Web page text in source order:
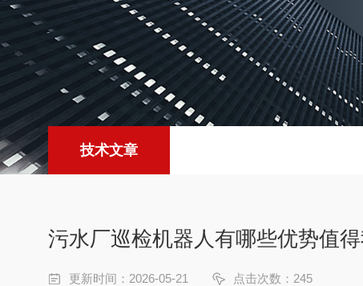
技术文章
污水厂巡检机器人有哪些优势值得
更新时间：2026-05-21 点击次数：245